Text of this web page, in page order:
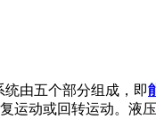
由五个部分组成，即
运动或回转运动。液